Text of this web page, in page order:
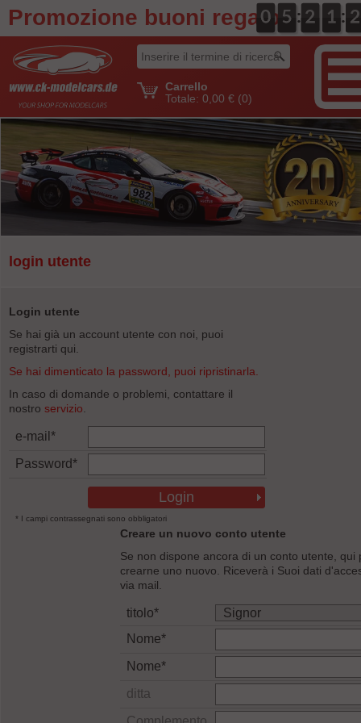
Promozione buoni regalo
0
0
0 0
5
5 : 0
2
2 0
1
1 : 0
2
2
Carrello
Totale: 0,00 € (0)
login utente
Login utente
Se hai già un account utente con noi, puoi
registrarti qui.
Se hai dimenticato la password, puoi ripristinarla.
In caso di domande o problemi, contattare il
nostro servizio
e-mail*
Password*
* I campi contrassegnati sono obbligatori
Creare un nuovo conto utente
Se non dispone ancora di un conto utente, qui
crearne uno nuovo. Riceverà i Suoi dati
via mail.
titolo*
Nome*
Nome*
ditta